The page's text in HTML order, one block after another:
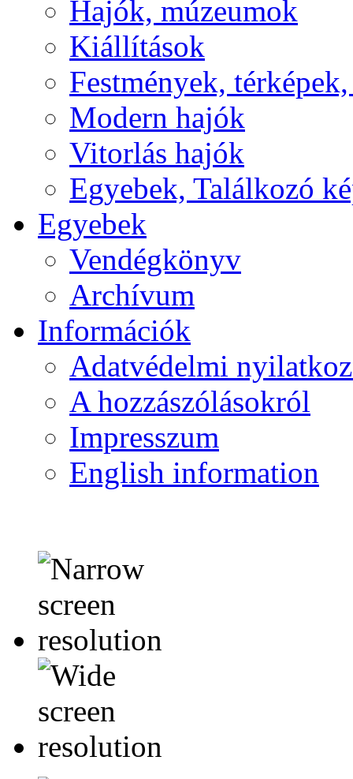
Hajók, múzeumok
Kiállítások
Festmények,
Modern hajók
Vitorlás hajók
Egyebek, Találkozó
Egyebek
Vendégkönyv
Archívum
Információk
Adatvédelmi
A hozzászólásokról
Impresszum
English information